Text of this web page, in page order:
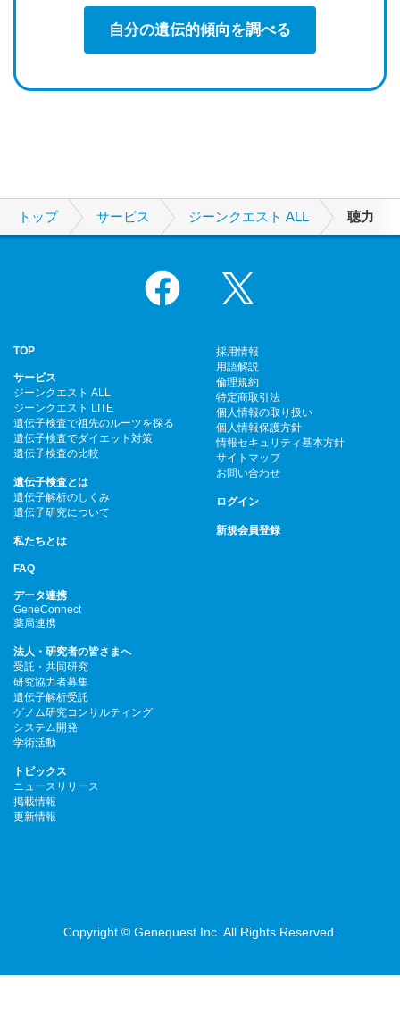
自分の遺伝的傾向を調べる
トップ サービス ジーンクエスト ALL 聴力
Facebook
TOP
サービス
ジーンクエスト ALL
ジーンクエスト LITE
遺伝子検査で祖先のルーツを探る
遺伝子検査でダイエット対策
遺伝子検査の比較
遺伝子検査とは
遺伝子解析のしくみ
遺伝子研究について
私たちとは
FAQ
データ連携
GeneConnect
薬局連携
法人・研究者の皆さまへ
受託・共同研究
研究協力者募集
遺伝子解析受託
ゲノム研究コンサルティング
システム開発
学術活動
トピックス
ニュースリリース
掲載情報
更新情報
採用情報
用語解説
倫理規約
特定商取引法
個人情報の取り扱い
個人情報保護方針
情報セキュリティ基本方針
サイトマップ
お問い合わせ
ログイン
新規会員登録
Copyright © Genequest Inc. All Rights Reserved.